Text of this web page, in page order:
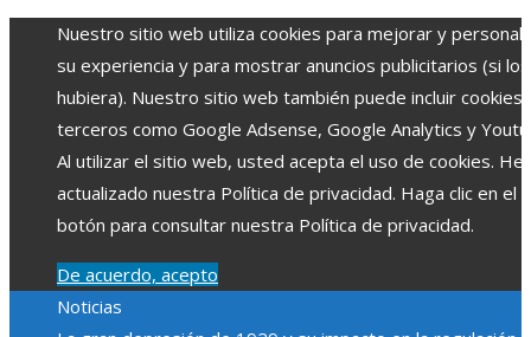
Nuestro sitio web utiliza cookies para mejorar y
su experiencia y para mostrar anuncios publicitarios (si los
hubiera). Nuestro sitio web también puede incluir cookies
terceros como Google Adsense, Google Analytics y
Al utilizar el sitio web, usted acepta el uso de cookies.
actualizado nuestra Política de privacidad. Haga clic en el
botón para consultar nuestra Política de privacidad.
De acuerdo, acepto
Noticias